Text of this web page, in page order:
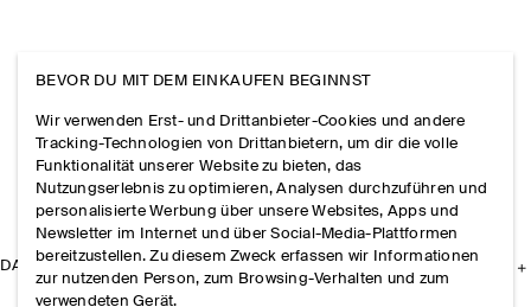
DAS UNTERNEHMEN
BEVOR DU MIT DEM EINKAUFEN BEGINNST
Wir verwenden Erst- und Drittanbieter-Cookies und andere
Tracking-Technologien von Drittanbietern, um dir die volle
Funktionalität unserer Website zu bieten, das
Nutzungserlebnis zu optimieren, Analysen durchzuführen und
personalisierte Werbung über unsere Websites, Apps und
Newsletter im Internet und über Social-Media-Plattformen
bereitzustellen. Zu diesem Zweck erfassen wir Informationen
zur nutzenden Person, zum Browsing-Verhalten und zum
verwendeten Gerät.